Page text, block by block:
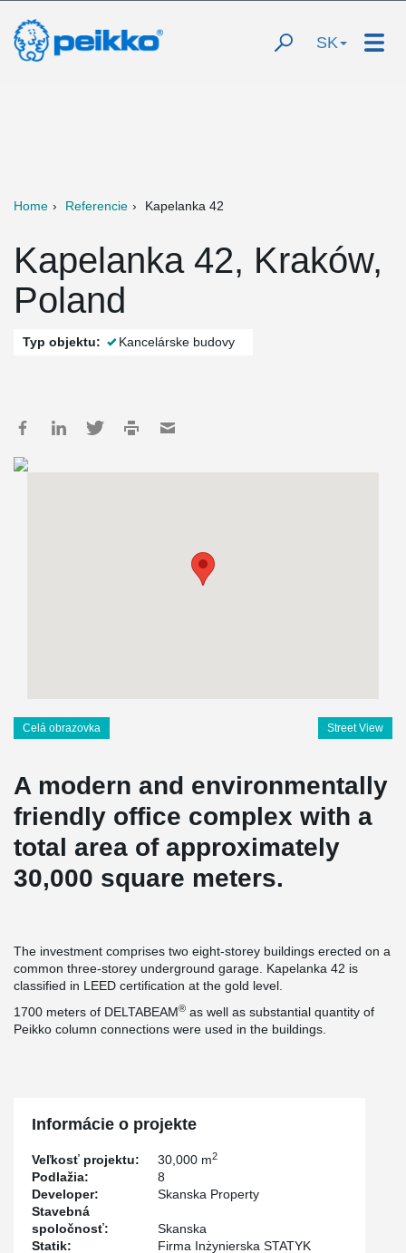
SK
Home Referencie Kapelanka 42
Kapelanka 42, Kraków,
Poland
Typ objektu: Kancelárske budovy
Celá obrazovka Street View
A modern and environmentally
friendly office complex with a
total area of approximately
30,000 square meters.
The investment comprises two eight-storey buildings erected on a
common three-storey underground garage. Kapelanka 42 is
classified in LEED certification at the gold level.
1700 meters of DELTABEAM® as well as substantial quantity of
Peikko column connections were used in the buildings.
Informácie o projekte
Veľkosť projektu: 30,000 m2
Podlažia:
8
Developer:
Skanska Property
Stavebná
spoločnosť:
Skanska
Statik:
Firma Inżynierska STATYK